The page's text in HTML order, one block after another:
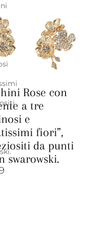
Rose con
a tre
e
fiori”,
da punti
swarowski.